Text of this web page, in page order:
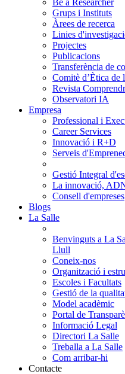
Be a Researcher
Grups i Instituts
Àrees de recerca
Linies
Projectes
Publicacions
Transferència de
Comitè d’Ètica de
Revista
Observatori IA
Empresa
Professional i
Career Services
Innovació i R+D
Serveis
Gestió Integral
La innovació,
Consell d'empreses
Blogs
La Salle
Benvinguts a La
Llull
Coneix-nos
Organització i
Escoles i Facultats
Gestió de la
Model acadèmic
Portal de
Informació Legal
Directori La Salle
Treballa a La Salle
Com arribar-hi
Contacte